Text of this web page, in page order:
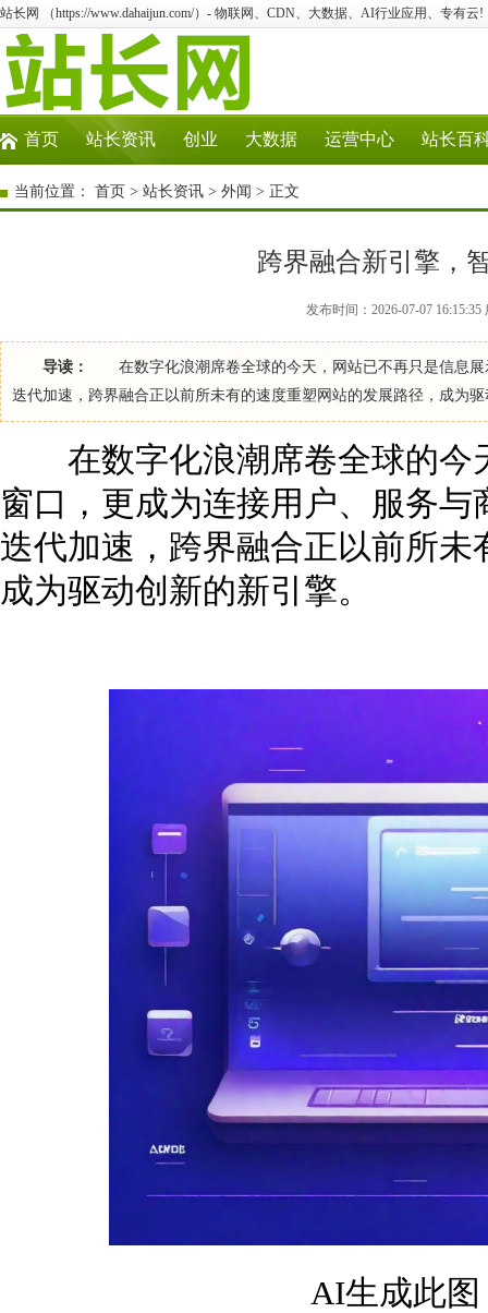
站长网 （https://www.dahaijun.com/）- 物联网、CDN、大数据、AI行业应用、专有云!
首页 站长资讯 创业 大数据 运营中心 站长百
当前位置： 首页 > 站长资讯 > 外闻 > 正文
跨界融合新引擎，
发布时间：2026-07-07
导读：
在数字化浪潮席卷全球的今天，网站已不再只是信息展
迭代加速，跨界融合正以前所未有的速度重塑网站的发展路径，成为
在数字化浪潮席卷全球的今
窗口，更成为连接用户、服务
迭代加速，跨界融合正以前所
成为驱动创新的新引擎。
AI生成此